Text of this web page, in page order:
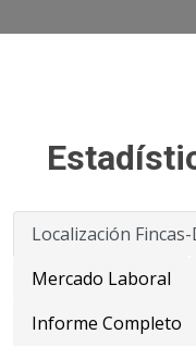
Localización
Mercado Laboral
Informe Completo